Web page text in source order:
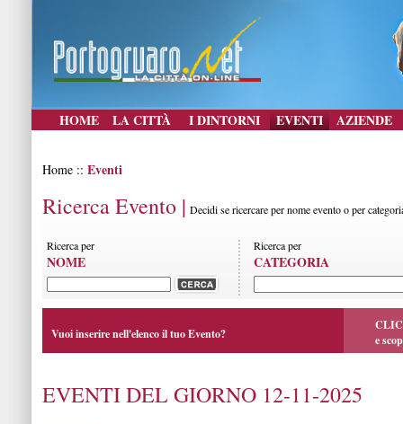
HOME LA CITTÀ I DINTORNI EVENTI AZIENDE
Home :: Eventi
Ricerca Evento | Decidi se ricercare per nome evento o per
Ricerca per
NOME
Ricerca per
CATEGORIA
Vuoi inserire nell'elenco il tuo Evento?
e
EVENTI DEL GIORNO 12-11-2025